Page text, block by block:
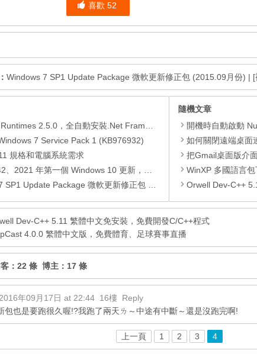
喜歡 52
Windows 7 SP1 Update Package 微軟更新修正包 (2015.09月份) |
，全自動安裝.Net Framework、Visual C++、DirectX、Flash Player、JRE
7 Service Pack 1 (KB976932)
規格和電腦系統需求
個 Windows 10 更新，改善外部裝置安全性、解決HTTPS安全漏洞、印表機呼叫(RPC)漏洞
Update Package 微軟更新修正包 (2020.01月份)
隨機文章
開機時自動啟動
如何關閉遠端桌面
把Gmail桌面版介
WinXP 多國語言包
Orwell Dev-C++ 5.11
Dev-C++ 5.11 繁體中文免安裝，免費開發C/C++程式
4.0.0 繁體中文版，免費體育、足球賽事直播
：22 條 博主：17 條
2016年09月17日 at 22:44 16樓 Reply
包也是要跑很久喔!?我跑了兩天ㄌ～中途有中斷～還是沒跑完啊!
上一頁 1 2 3 4